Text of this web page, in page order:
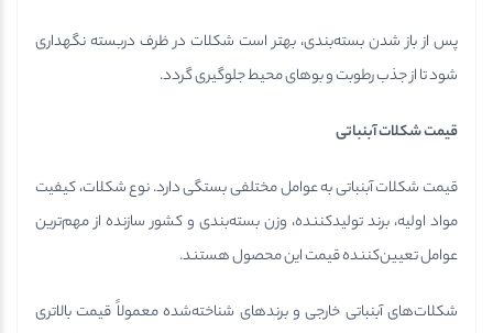
پس از باز شدن بسته‌بندی، بهتر است شکلات در ظرف دربسته نگهداری
شود تا از جذب رطوبت و بوهای محیط جلوگیری گردد.
قیمت شکلات آبنباتی
قیمت شکلات آبنباتی به عوامل مختلفی بستگی دارد. نوع شکلات، کیفیت
مواد اولیه، برند تولیدکننده، وزن بسته‌بندی و کشور سازنده از مهم‌ترین
عوامل تعیین‌کننده قیمت این محصول هستند.
شکلات‌های آبنباتی خارجی و برندهای شناخته‌شده معمولاً قیمت بالاتری